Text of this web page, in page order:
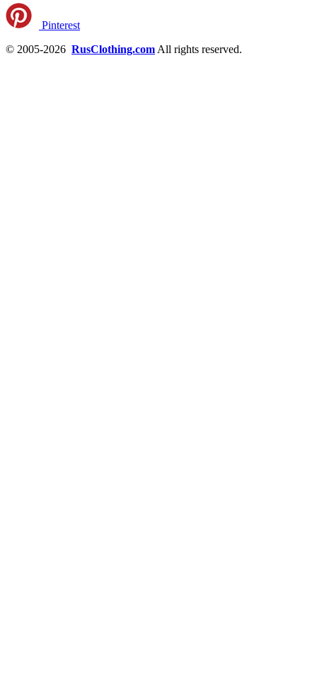
Pinterest
© 2005-2026 RusClothing.com All rights reserved.